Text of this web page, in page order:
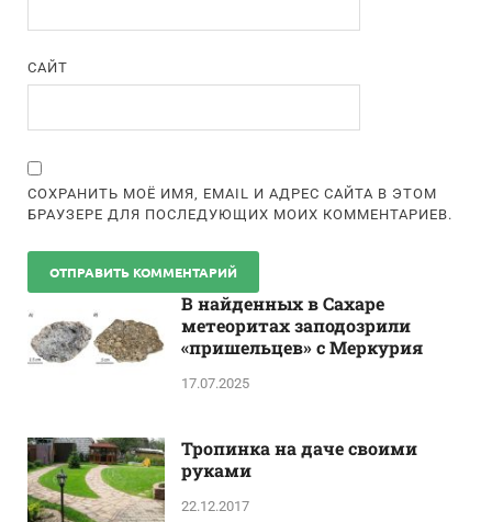
САЙТ
СОХРАНИТЬ МОЁ ИМЯ, EMAIL И АДРЕС САЙТА В ЭТОМ
БРАУЗЕРЕ ДЛЯ ПОСЛЕДУЮЩИХ МОИХ КОММЕНТАРИЕВ.
В найденных в Сахаре
метеоритах заподозрили
«пришельцев» с Меркурия
17.07.2025
Тропинка на даче своими
руками
22.12.2017